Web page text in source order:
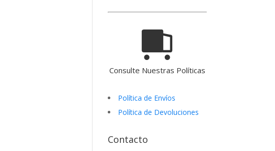
Consulte Nuestras Políticas
Política de Envíos
Política de Devoluciones
Contacto